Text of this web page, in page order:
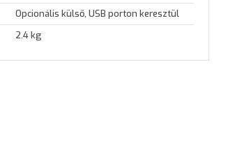
Opcionális külső, USB porton keresztül
2.4 kg